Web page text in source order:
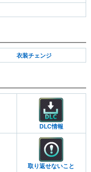
衣装チェンジ
DLC情報
取り返せないこと